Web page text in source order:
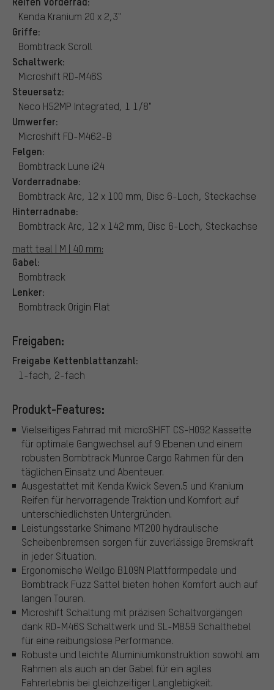
Kenda Kranium 20 x 2,3"
Griffe:
Bombtrack Scroll
Schaltwerk:
Microshift RD-M46S
Steuersatz:
Neco H52MP Integrated, 1 1/8"
Umwerfer:
Microshift FD-M462-B
Felgen:
Bombtrack Lune i24
Vorderradnabe:
Bombtrack Arc, 12 x 100 mm, Disc 6-Loch, Steckachse
Hinterradnabe:
Bombtrack Arc, 12 x 142 mm, Disc 6-Loch, Steckachse
matt teal | M | 40 mm:
Gabel:
Bombtrack
Lenker:
Bombtrack Origin Flat
Freigaben:
Freigabe Kettenblattanzahl:
1-fach, 2-fach
Produkt-Features:
Vielseitiges Fahrrad mit microSHIFT CS-H092 Kassette
für optimale Gangwechsel auf 9 Ebenen und einem
robusten Bombtrack Munroe Cargo Rahmen für den
täglichen Einsatz und Abenteuer.
Ausgestattet mit Kenda Kwick Seven.5 und Kranium
Reifen für hervorragende Traktion und Komfort auf
unterschiedlichsten Untergründen.
Leistungsstarke Shimano MT200 hydraulische
Scheibenbremsen sorgen für zuverlässige Bremskraft
in jeder Situation.
Ergonomische Wellgo B109N Plattformpedale und
Bombtrack Fuzz Sattel bieten hohen Komfort auch auf
langen Touren.
Microshift Schaltung mit präzisen Schaltvorgängen
dank RD-M46S Schaltwerk und SL-M859 Schalthebel
für eine reibungslose Performance.
Robuste und leichte Aluminiumkonstruktion sowohl am
Rahmen als auch an der Gabel für ein agiles
Fahrerlebnis bei gleichzeitiger Langlebigkeit.